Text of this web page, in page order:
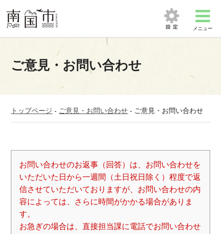
メニュー
ご意見・お問い合わせ
トップページ - ご意見・お問い合わせ - ご意見・お問い合わせ
お問い合わせのお返事（回答）は、お問い合わせを
いただいた日から一週間（土日祝日除く）程度で返
信させていただいておりますが、お問い合わせの内
容によっては、さらに時間がかかる場合がありま
す。
お急ぎの場合は、直接担当課に電話でお問い合わせ